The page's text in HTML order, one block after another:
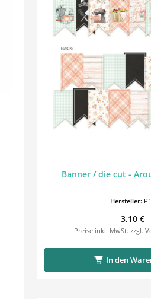
Banner / die cut -
Hersteller:
3,10 €
Preise inkl. MwSt. zzgl.
In den